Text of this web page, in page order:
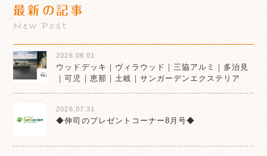
最新の記事
New Post
2026.08.01
ウッドデッキ｜ヴィラウッド｜三協アルミ｜多治見
｜可児｜恵那｜土岐｜サンガーデンエクステリア
2026.07.31
◆伸司のプレゼントコーナー8月号◆